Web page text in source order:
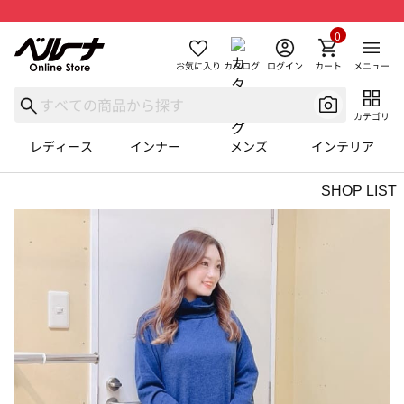
お気に入り カタログ ログイン カート
0
メニュー
カテゴリ
レディース インナー メンズ インテリア
SHOP LIST